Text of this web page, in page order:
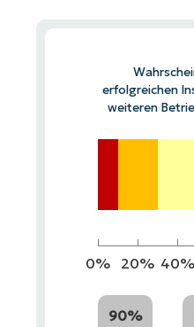
erfolgreichen
weiteren
0% 20% 40%
90%